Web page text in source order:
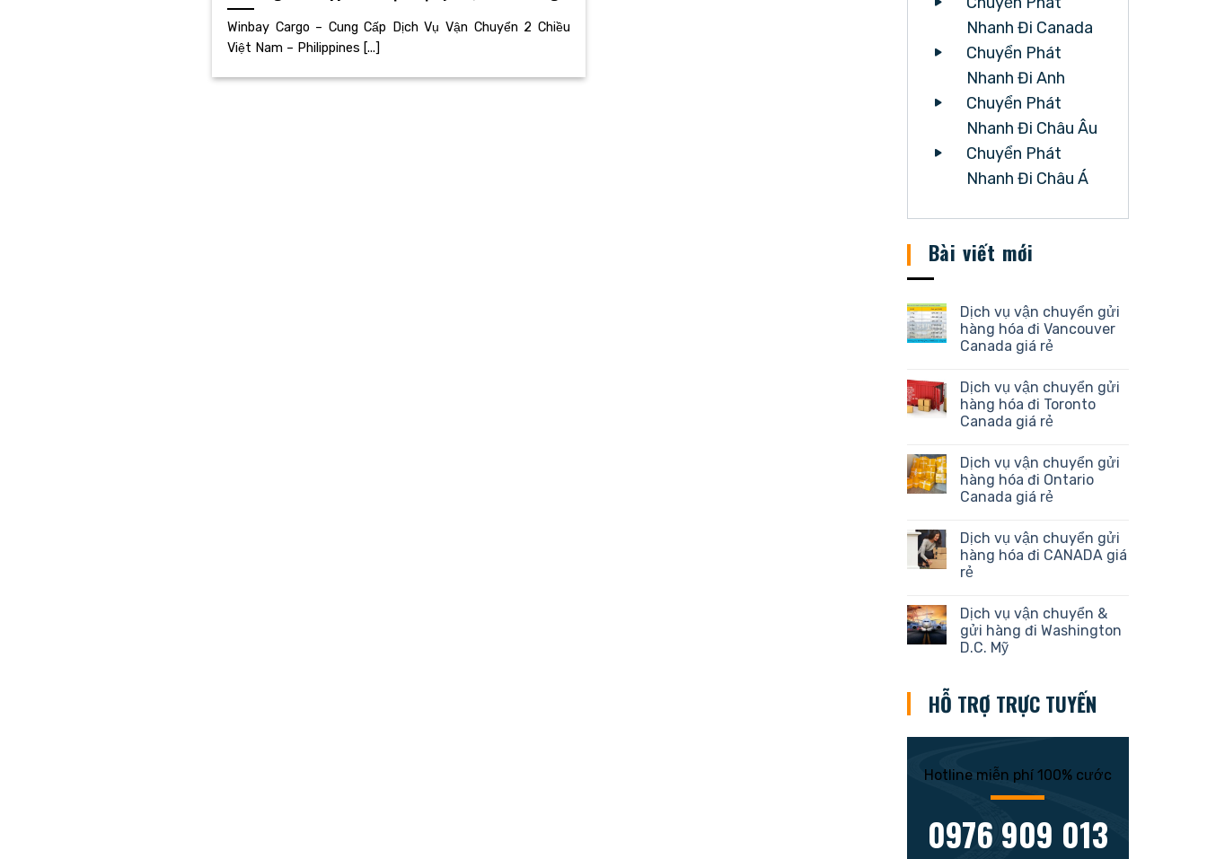
Winbay Cargo – Cung Cấp Dịch Vụ Vận Chuyển 2 Chiều
Việt Nam – Philippines [...]
Nhanh Đi Canada
Chuyển Phát
Nhanh Đi Anh
Chuyển Phát
Nhanh Đi Châu Âu
Chuyển Phát
Nhanh Đi Châu Á
Bài viết mới
Dịch vụ vận chuyển gửi
hàng hóa đi Vancouver
Canada giá rẻ
Dịch vụ vận chuyển gửi
hàng hóa đi Toronto
Canada giá rẻ
Dịch vụ vận chuyển gửi
hàng hóa đi Ontario
Canada giá rẻ
Dịch vụ vận chuyển gửi
hàng hóa đi CANADA giá
rẻ
Dịch vụ vận chuyển &
gửi hàng đi Washington
D.C. Mỹ
HỖ TRỢ TRỰC TUYẾN
Hotline miễn phí 100% cước
0976 909 013